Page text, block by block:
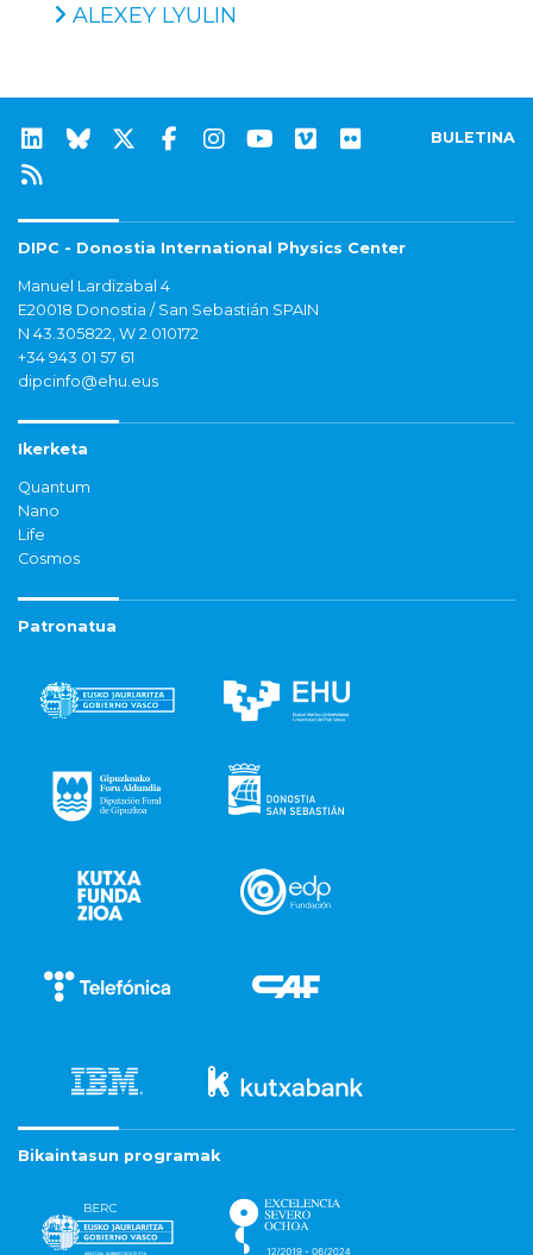
ALEXEY LYULIN
BULETINA
DIPC - Donostia International Physics Center
Manuel Lardizabal 4
E20018 Donostia / San Sebastián SPAIN
N 43.305822, W 2.010172
+34 943 01 57 61
dipcinfo@ehu.eus
Ikerketa
Quantum
Nano
Life
Cosmos
Patronatua
Bikaintasun programak